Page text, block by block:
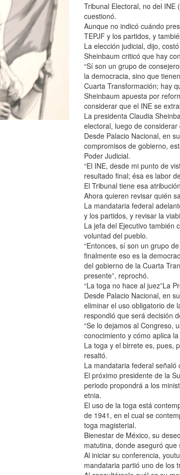
Tribunal Electoral, no del
cuestionó.
Aunque no indicó cuándo
TEPJF y los partidos, y
La elección judicial, dijo,
Sheinbaum criticó que hay
“Sí son un grupo de
la democracia, sino que
Cuarta Transformación; hay
Sheinbaum apuesta por
considerar que el INE se
La presidenta Claudia
electoral, luego de
Desde Palacio Nacional, en
compromisos de gobierno,
Poder Judicial.
“El INE, desde mi punto de
resultado final; ésa es labor
El Tribunal tiene esa
Ahora quieren revisar quién
La mandataria federal
y los partidos, y revisar la
La jefa del Ejecutivo también
voluntad del pueblo.
“Entonces, sí son un grupo
finalmente eso es la
del gobierno de la Cuarta
presente”, reprochó.
“La toga no hace al juez”La
Desde Palacio Nacional, en
eliminar el uso obligatorio de
respondió que será decisión
“Se lo dejamos al Congreso,
conocimiento y cómo aplica
La toga y el birrete es, pues,
resaltó.
La mandataria federal
El próximo presidente de la
periodo propondrá a los
etnia.
El uso de la toga está
de 1941, en el cual se
toga magisterial.
Bienestar de México, su
matutina, donde aseguró que
Al iniciar su conferencia,
mandataria partió uno de los